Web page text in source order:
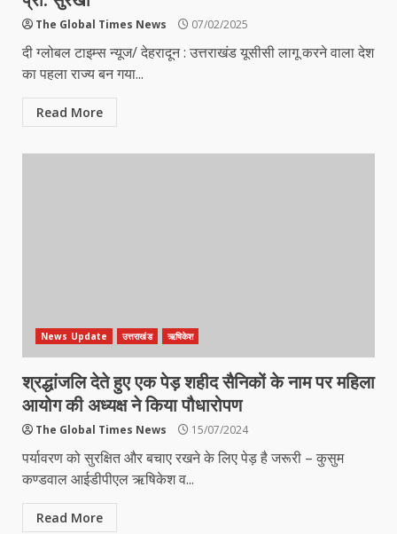
The Global Times News 07/02/2025
दी ग्लोबल टाइम्स न्यूज/ देहरादून : उत्तराखंड यूसीसी लागू करने वाला देश
का पहला राज्य बन गया...
Read More
News Update उत्तराखंड ऋषिकेश
श्रद्धांजलि देते हुए एक पेड़ शहीद सैनिकों के नाम पर महिला
आयोग की अध्यक्ष ने किया पौधारोपण
The Global Times News 15/07/2024
पर्यावरण को सुरक्षित और बचाए रखने के लिए पेड़ है जरूरी – कुसुम
कण्डवाल आईडीपीएल ऋषिकेश व...
Read More